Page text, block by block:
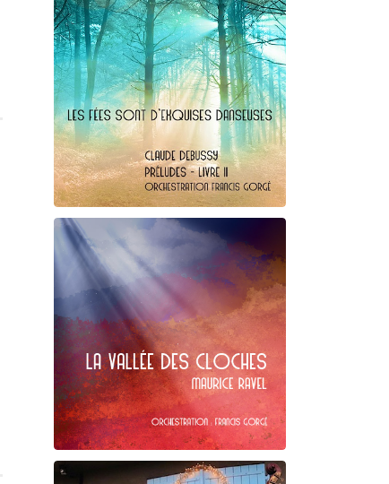
Claude Debussy
Les fées ...